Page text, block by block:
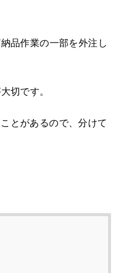
品作業の一部を外注し
切です。
とがあるので、分けて